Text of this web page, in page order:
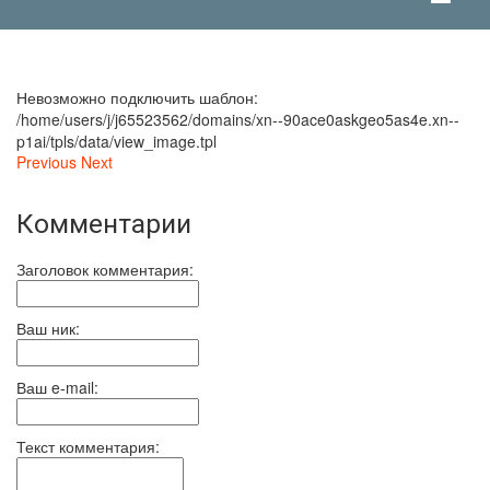
Невозможно подключить шаблон:
/home/users/j/j65523562/domains/xn--90ace0askgeo5as4e.xn--
p1ai/tpls/data/view_image.tpl
Previous Next
Комментарии
Заголовок комментария:
Ваш ник:
Ваш e-mail:
Текст комментария: